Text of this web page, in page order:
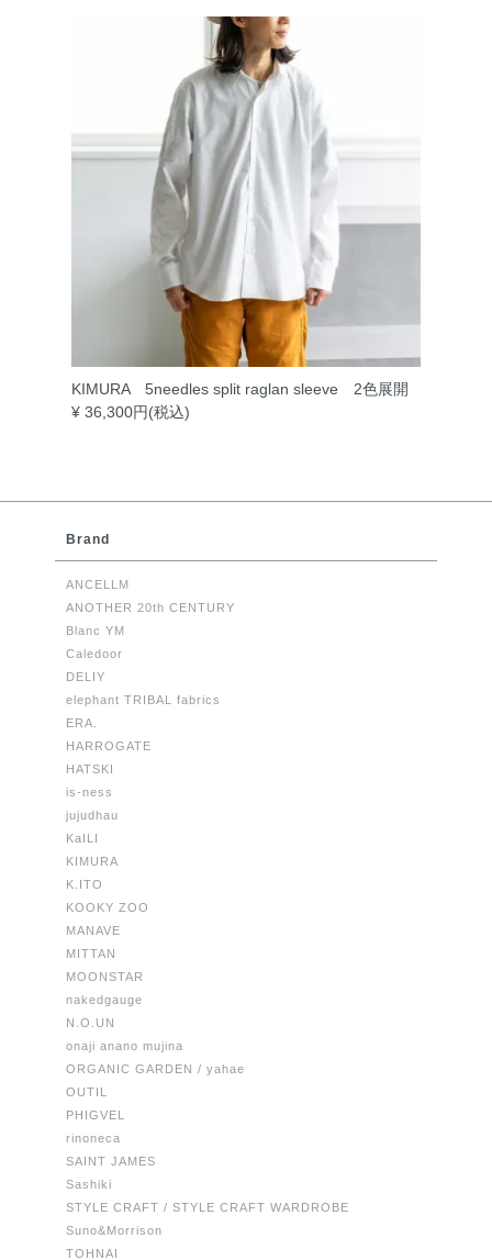
KIMURA 5needles split raglan sleeve 2色展開
¥ 36,300円(税込)
Brand
ANCELLM
ANOTHER 20th CENTURY
Blanc YM
Caledoor
DELIY
elephant TRIBAL fabrics
ERA.
HARROGATE
HATSKI
is-ness
jujudhau
KaILI
KIMURA
K.ITO
KOOKY ZOO
MANAVE
MITTAN
MOONSTAR
nakedgauge
N.O.UN
onaji anano mujina
ORGANIC GARDEN / yahae
OUTIL
PHIGVEL
rinoneca
SAINT JAMES
Sashiki
STYLE CRAFT / STYLE CRAFT WARDROBE
Suno&Morrison
TOHNAI